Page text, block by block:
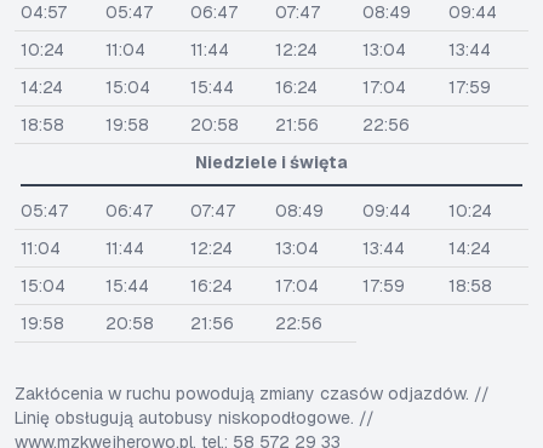
04:57 05:47 06:47 07:47 08:49
09:44
10:24
11:04 11:44 12:24 13:04
13:44
14:24
15:04 15:44 16:24 17:04
17:59
18:58
19:58 20:58 21:56
22:56
Niedziele i święta
05:47 06:47 07:47 08:49 09:44
10:24
11:04
11:44 12:24 13:04 13:44
14:24
15:04
15:44 16:24 17:04 17:59
18:58
19:58
20:58 21:56 22:56
Zakłócenia w ruchu powodują zmiany czasów odjazdów. //
Linię obsługują autobusy niskopodłogowe. //
www.mzkwejherowo.pl, tel.: 58 572 29 33